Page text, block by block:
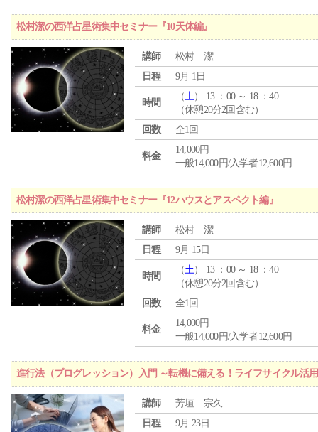
松村潔の西洋占星術集中セミナー『10天体編』
講師
松村 潔
日程
9月 1日
時間
（土） 13 ：00 ～ 18 ：40
（休憩20分2回含む）
回数
全1回
料金
14,000円
一般14,000円/入学者12,600円
松村潔の西洋占星術集中セミナー『12ハウスとアスペクト編』
講師
松村 潔
日程
9月 15日
時間
（土） 13 ：00 ～ 18 ：40
（休憩20分2回含む）
回数
全1回
料金
14,000円
一般14,000円/入学者12,600円
進行法（プログレッション）入門 ～転機に備える！ライフサイクル活
講師
芳垣 宗久
日程
9月 23日